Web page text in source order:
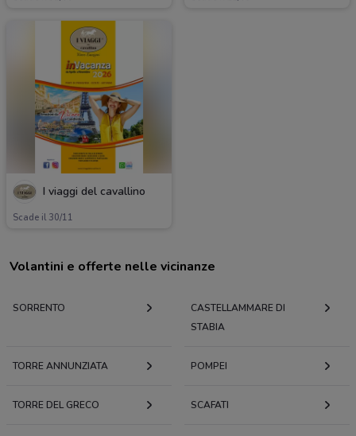
I viaggi del cavallino
Scade il 30/11
Volantini e offerte nelle vicinanze
SORRENTO
CASTELLAMMARE DI
STABIA
TORRE ANNUNZIATA POMPEI
TORRE DEL GRECO SCAFATI